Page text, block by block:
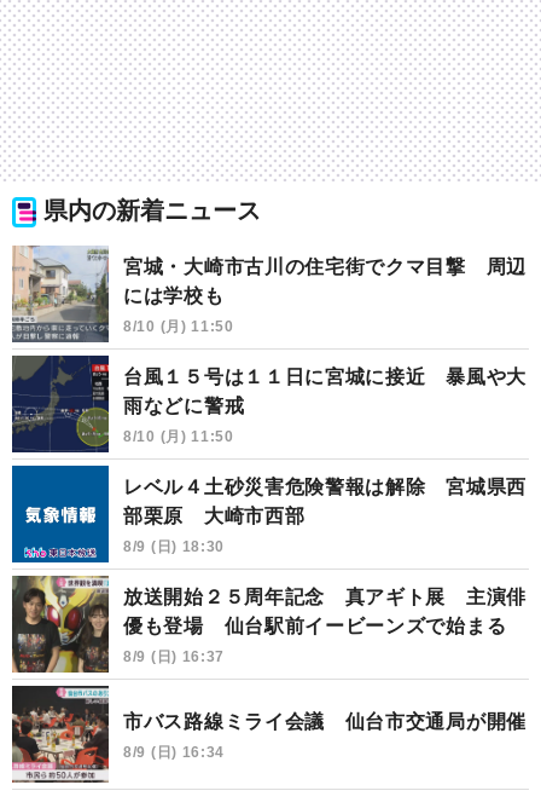
県内の新着ニュース
宮城・大崎市古川の住宅街でクマ目撃 周辺
には学校も
8/10 (月) 11:50
台風１５号は１１日に宮城に接近 暴風や大
雨などに警戒
8/10 (月) 11:50
レベル４土砂災害危険警報は解除 宮城県西
部栗原 大崎市西部
8/9 (日) 18:30
放送開始２５周年記念 真アギト展 主演俳
優も登場 仙台駅前イービーンズで始まる
8/9 (日) 16:37
市バス路線ミライ会議 仙台市交通局が開催
8/9 (日) 16:34